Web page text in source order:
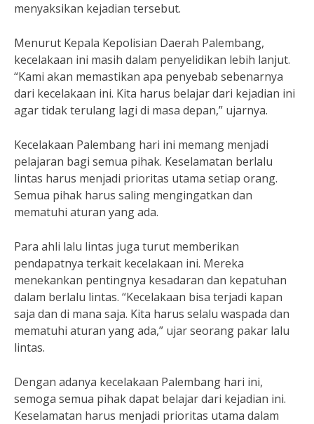
menyaksikan kejadian tersebut.
Menurut Kepala Kepolisian Daerah Palembang,
kecelakaan ini masih dalam penyelidikan lebih lanjut.
“Kami akan memastikan apa penyebab sebenarnya
dari kecelakaan ini. Kita harus belajar dari kejadian ini
agar tidak terulang lagi di masa depan,” ujarnya.
Kecelakaan Palembang hari ini memang menjadi
pelajaran bagi semua pihak. Keselamatan berlalu
lintas harus menjadi prioritas utama setiap orang.
Semua pihak harus saling mengingatkan dan
mematuhi aturan yang ada.
Para ahli lalu lintas juga turut memberikan
pendapatnya terkait kecelakaan ini. Mereka
menekankan pentingnya kesadaran dan kepatuhan
dalam berlalu lintas. “Kecelakaan bisa terjadi kapan
saja dan di mana saja. Kita harus selalu waspada dan
mematuhi aturan yang ada,” ujar seorang pakar lalu
lintas.
Dengan adanya kecelakaan Palembang hari ini,
semoga semua pihak dapat belajar dari kejadian ini.
Keselamatan harus menjadi prioritas utama dalam